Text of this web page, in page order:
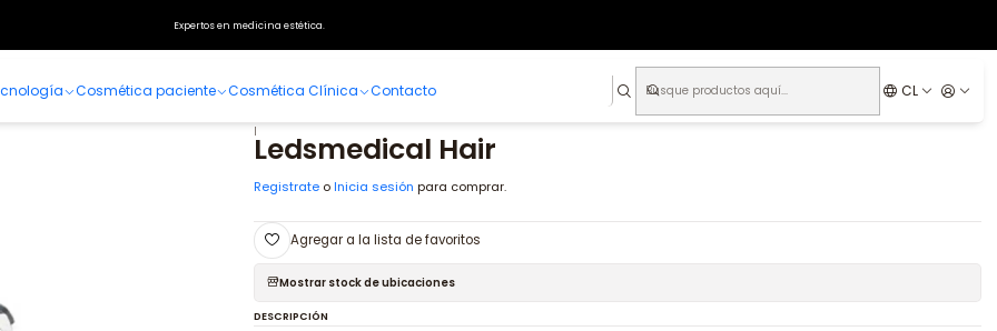
Cosmética paciente Cosmética Clínica Contacto CL
Expertos en medicina estética.
Dermatología Aparatología
|Ledsmedical Hair
Registrate o Inicia sesión para comprar.
Agregar a la lista de favoritos
Mostrar stock de ubicaciones
DESCRIPCIÓN